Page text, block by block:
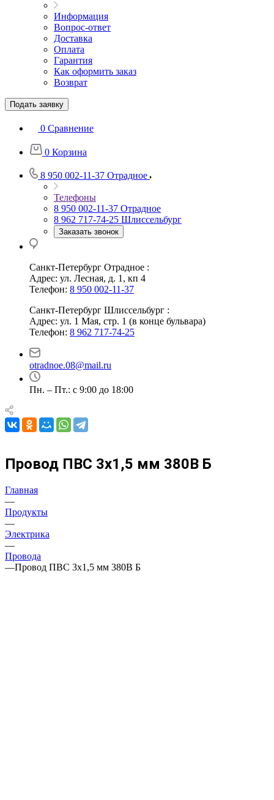
Информация
Вопрос-ответ
Доставка
Оплата
Гарантия
Как оформить заказ
Возврат
Подать заявку
0 Сравнение
0 Корзина
8 950 002-11-37 Отрадное
Телефоны
8 950 002-11-37 Отрадное
8 962 717-74-25 Шлиссельбург
Заказать звонок
Санкт-Петербург Отрадное :
Адрес: ул. Лесная, д. 1, кп 4
Телефон: 8 950 002-11-37
Санкт-Петербург Шлиссельбург :
Адрес: ул. 1 Мая, стр. 1 (в конце бульвара)
Телефон: 8 962 717-74-25
otradnoe.08@mail.ru
Пн. – Пт.: с 9:00 до 18:00
Провод ПВС 3х1,5 мм 380В Б
Главная
—
Продукты
—
Электрика
—
Провода
—Провод ПВС 3х1,5 мм 380В Б